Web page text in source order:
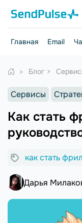
Главная Email
Блог
Сервисы
Как стать
как стать
Дарья